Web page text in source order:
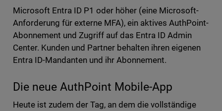
Microsoft Entra ID P1 oder höher (eine Microsoft-
Anforderung für externe MFA), ein aktives AuthPoint-
Abonnement und Zugriff auf das Entra ID Admin
Center. Kunden und Partner behalten ihren eigenen
Entra ID-Mandanten und ihr Abonnement.
Die neue AuthPoint Mobile-App
Heute ist zudem der Tag, an dem die vollständige